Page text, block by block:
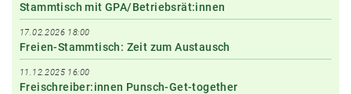
Stammtisch mit GPA/Betriebsrät:innen
17.02.2026 18:00
Freien-Stammtisch: Zeit zum Austausch
11.12.2025 16:00
Freischreiber:innen Punsch-Get-together